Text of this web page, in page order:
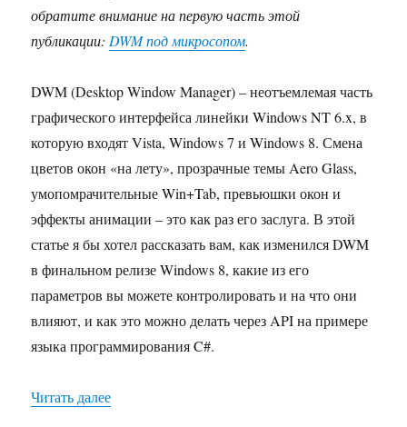
обратите внимание на первую часть этой
публикации: DWM под микросопом.
DWM (Desktop Window Manager) – неотъемлемая часть
графического интерфейса линейки Windows NT 6.x, в
которую входят Vista, Windows 7 и Windows 8. Смена
цветов окон «на лету», прозрачные темы Aero Glass,
умопомрачительные Win+Tab, превьюшки окон и
эффекты анимации – это как раз его заслуга. В этой
статье я бы хотел рассказать вам, как изменился DWM
в финальном релизе Windows 8, какие из его
параметров вы можете контролировать и на что они
влияют, и как это можно делать через API на примере
языка программирования C#.
Читать далее«Параметры диспетчера окон Windows 8, или